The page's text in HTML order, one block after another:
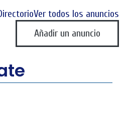
Ver todos los anuncios
Añadir un anuncio